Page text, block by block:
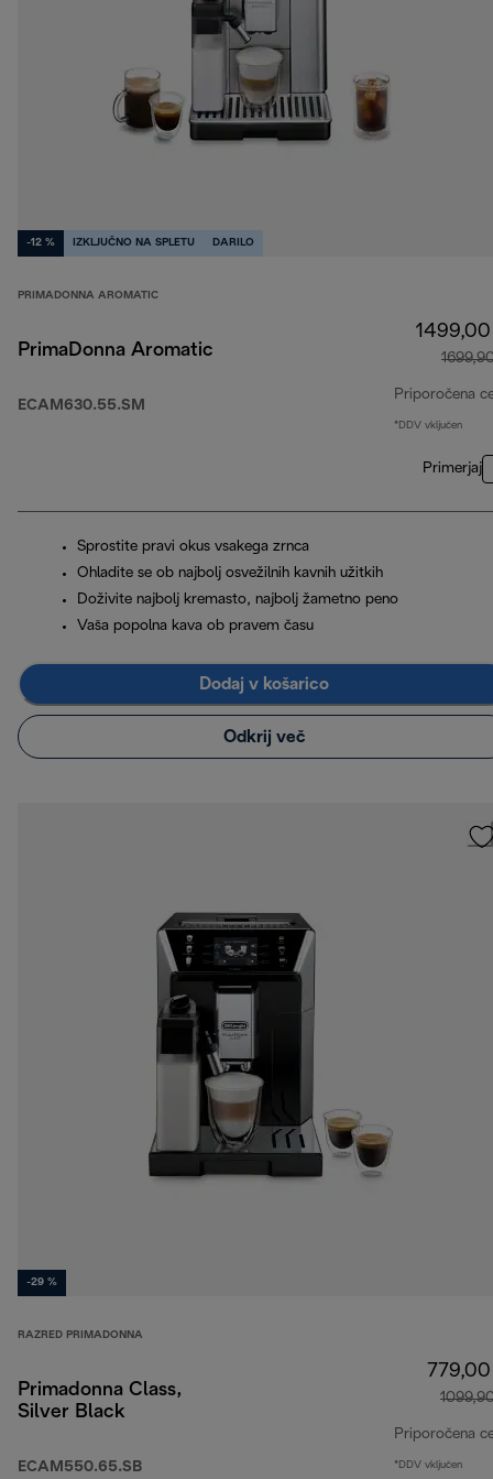
-12 % IZKLJUČNO NA SPLETU DARILO
PRIMADONNA AROMATIC
PrimaDonna Aromatic
ECAM630.55.SM
Priporočena
*DDV vključen
Primerjaj
Sprostite pravi okus vsakega zrnca
Ohladite se ob najbolj osvežilnih kavnih užitkih
Doživite najbolj kremasto, najbolj žametno peno
Vaša popolna kava ob pravem času
Dodaj v košarico
Odkrij več
-29 %
RAZRED PRIMADONNA
Primadonna Class,
Silver Black
ECAM550.65.SB
Priporočena
*DDV vključen